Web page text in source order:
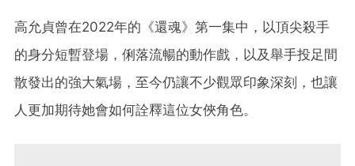
高允貞曾在2022年的《還魂》第一集中，以頂尖殺手
的身分短暫登場，俐落流暢的動作戲，以及舉手投足間
散發出的強大氣場，至今仍讓不少觀眾印象深刻，也讓
人更加期待她會如何詮釋這位女俠角色。